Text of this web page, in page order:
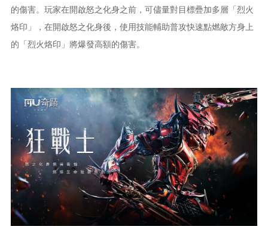
的傷害。玩家在開啟怒之化身之前，可儘量對目標疊加多層「烈火
烙印」，在開啟怒之化身後，使用技能輔助普攻快速點燃敵方身上
的「烈火烙印」將爆發高額的傷害。